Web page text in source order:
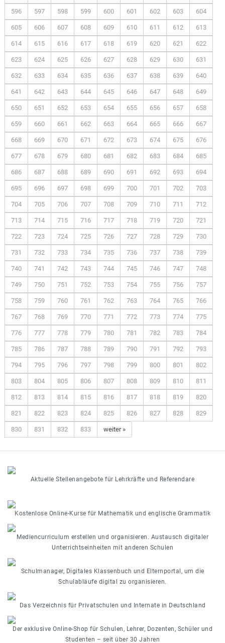
596 597 598 599 600 601 602 603 604
605 606 607 608 609 610 611 612 613
614 615 616 617 618 619 620 621 622
623 624 625 626 627 628 629 630 631
632 633 634 635 636 637 638 639 640
641 642 643 644 645 646 647 648 649
650 651 652 653 654 655 656 657 658
659 660 661 662 663 664 665 666 667
668 669 670 671 672 673 674 675 676
677 678 679 680 681 682 683 684 685
686 687 688 689 690 691 692 693 694
695 696 697 698 699 700 701 702 703
704 705 706 707 708 709 710 711 712
713 714 715 716 717 718 719 720 721
722 723 724 725 726 727 728 729 730
731 732 733 734 735 736 737 738 739
740 741 742 743 744 745 746 747 748
749 750 751 752 753 754 755 756 757
758 759 760 761 762 763 764 765 766
767 768 769 770 771 772 773 774 775
776 777 778 779 780 781 782 783 784
785 786 787 788 789 790 791 792 793
794 795 796 797 798 799 800 801 802
803 804 805 806 807 808 809 810 811
812 813 814 815 816 817 818 819 820
821 822 823 824 825 826 827 828 829
830 831 832 833 weiter »
Aktuelle Stellenangebote für Lehrkräfte und Referendare
Kostenlose Online-Kurse für Mathematik und englische Grammatik
Mediencurriculum erstellen und organisieren. Austausch digitaler
Unterrichtseinheiten mit anderen Schulen
Schulmanager, Digitales Klassenbuch und Elternportal, um die
Schulabläufe digital zu organisieren.
Das Verzeichnis für Privatschulen und Internate in Deutschland
Der exklusive Online-Shop für Schulen, Lehrer, Dozenten, Schüler und
Studenten – seit über 30 Jahren